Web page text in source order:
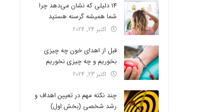
14 دلیلی که نشان می‌دهد چرا
شما همیشه گرسنه هستید
اکتبر 24, 2024
قبل از اهدای خون چه چیزی
بخوریم و چه چیزی نخوریم
اکتبر 23, 2024
چند نکته مهم در تعیین اهداف و
رشد شخصی (بخش اول)